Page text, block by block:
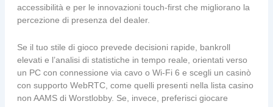
accessibilità e per le innovazioni touch‑first che migliorano la
percezione di presenza del dealer.
Se il tuo stile di gioco prevede decisioni rapide, bankroll
elevati e l’analisi di statistiche in tempo reale, orientati verso
un PC con connessione via cavo o Wi‑Fi 6 e scegli un casinò
con supporto WebRTC, come quelli presenti nella lista casino
non AAMS di Worstlobby. Se, invece, preferisci giocare